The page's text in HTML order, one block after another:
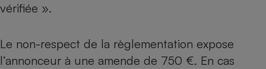
vérifiée ».
Le non-respect de la règlementation expose
l’annonceur à une amende de 750 €. En cas